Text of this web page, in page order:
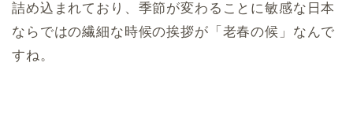
詰め込まれており、季節が変わることに敏感な日本
ならではの繊細な時候の挨拶が「老春の候」なんで
すね。